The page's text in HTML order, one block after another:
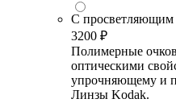
С просветляющим
3200 ₽
Полимерные
оптическими
упрочняющему и
Линзы Kodak.